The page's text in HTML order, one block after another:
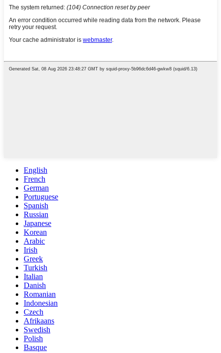
English
French
German
Portuguese
Spanish
Russian
Japanese
Korean
Arabic
Irish
Greek
Turkish
Italian
Danish
Romanian
Indonesian
Czech
Afrikaans
Swedish
Polish
Basque